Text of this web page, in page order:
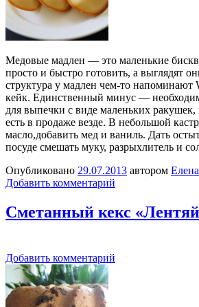
Медовые мадлен — это маленькие
просто и быстро готовить, а выглядят
структура у мадлен чем-то напоминают
кейк. Единственный минус —
для выпечки с виде маленьких
есть в продаже везде. В небольшой
масло,добавить мед и ваниль. Дать
посуде смешать муку, разрыхлитель и
Опубликовано 29.07.2013 автором
Добавить комментарий
Сметанный кекс
Добавить комментарий